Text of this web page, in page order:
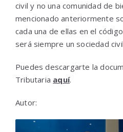
civil y no una comunidad de
mencionado anteriormente
cada una de ellas en el
será siempre un sociedad
Puedes descargarte la
Tributaria aquí.
Autor: